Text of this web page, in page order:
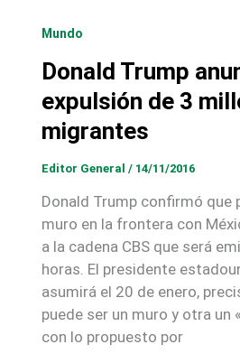
Mundo
Donald Trump
expulsión de 3
migrantes
Editor General / 14/11/2016
Donald Trump confirmó que
muro en la frontera con
a la cadena CBS que será
horas. El presidente
asumirá el 20 de enero,
puede ser un muro y otra un
con lo propuesto por